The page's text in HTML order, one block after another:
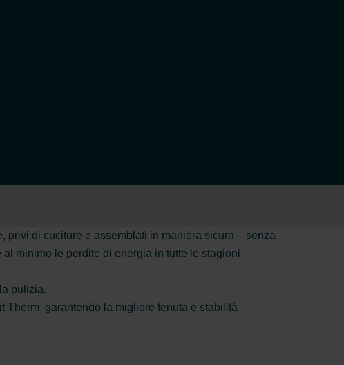
privi di cuciture e assemblati in maniera sicura – senza
minimo le perdite di energia in tutte le stagioni,
pulizia.
Therm, garantendo la migliore tenuta e stabilità